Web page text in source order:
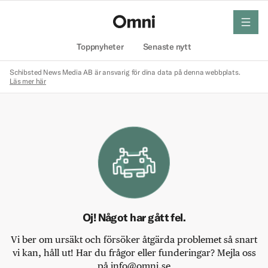
Toppnyheter Senaste nytt
meny
Schibsted News Media AB är ansvarig för dina data på denna webbplats.
Läs mer här
Oj! Något har gått fel.
Vi ber om ursäkt och försöker åtgärda problemet så snart
vi kan, håll ut! Har du frågor eller funderingar? Mejla oss